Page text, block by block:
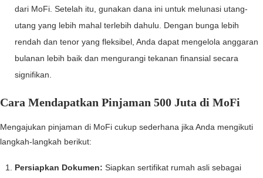
dari MoFi. Setelah itu, gunakan dana ini untuk melunasi utang-
utang yang lebih mahal terlebih dahulu. Dengan bunga lebih
rendah dan tenor yang fleksibel, Anda dapat mengelola anggaran
bulanan lebih baik dan mengurangi tekanan finansial secara
signifikan.
Cara Mendapatkan Pinjaman 500 Juta di MoFi
Mengajukan pinjaman di MoFi cukup sederhana jika Anda mengikuti
langkah-langkah berikut:
Persiapkan Dokumen: Siapkan sertifikat rumah asli sebagai